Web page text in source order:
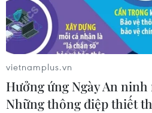
vietnamplus.vn
Hưởng ứng Ngày An
Những thông điệp thiết